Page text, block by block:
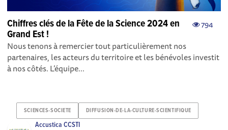
794
Chiffres clés de la Fête de la Science 2024 en
Grand Est !
Nous tenons à remercier tout particulièrement nos
partenaires, les acteurs du territoire et les bénévoles investit
à nos côtés. L’équipe...
SCIENCES-SOCIETE DIFFUSION-DE-LA-CULTURE-SCIENTIFIQUE
Accustica CCSTI